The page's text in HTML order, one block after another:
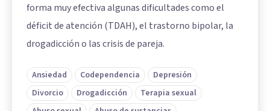
forma muy efectiva algunas dificultades como el
déficit de atención (TDAH), el trastorno bipolar, la
drogadicción o las crisis de pareja.
Ansiedad Codependencia
Depresión
Divorcio
Drogadicción
Terapia sexual